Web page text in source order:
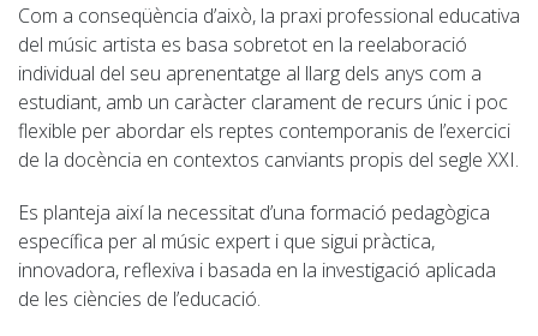
Com a conseqüència d’això, la praxi professional educativa
del músic artista es basa sobretot en la reelaboració
individual del seu aprenentatge al llarg dels anys com a
estudiant, amb un caràcter clarament de recurs únic i poc
flexible per abordar els reptes contemporanis de l’exercici
de la docència en contextos canviants propis del segle XXI.
Es planteja així la necessitat d’una formació pedagògica
específica per al músic expert i que sigui pràctica,
innovadora, reflexiva i basada en la investigació aplicada
de les ciències de l’educació.